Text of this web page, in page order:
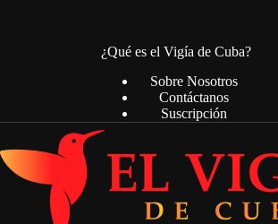
¿Qué es el Vigía de Cuba?
Sobre Nosotros
Contáctanos
Suscripción